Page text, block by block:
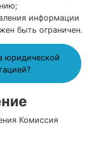
информации
быть ограничен.
юридической
Комиссия